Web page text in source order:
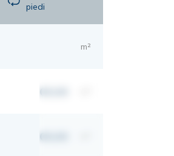
piedi
m²
00,00
00,00